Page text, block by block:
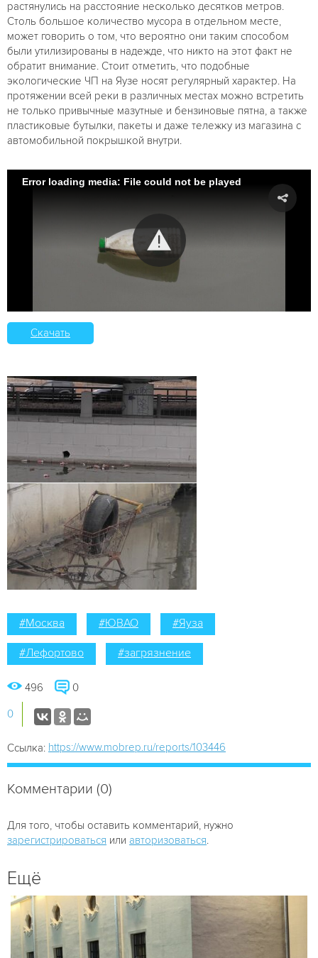
растянулись на расстояние несколько десятков метров.
Столь большое количество мусора в отдельном месте,
может говорить о том, что вероятно они таким способом
были утилизированы в надежде, что никто на этот факт не
обратит внимание. Стоит отметить, что подобные
экологические ЧП на Яузе носят регулярный характер. На
протяжении всей реки в различных местах можно встретить
не только привычные мазутные и бензиновые пятна, а также
пластиковые бутылки, пакеты и даже тележку из магазина с
автомобильной покрышкой внутри.
Error loading media: File could not be played
Скачать
#Москва #ЮВАО #Яуза
#Лефортово #загрязнение
496 0
0
Ссылка: https://www.mobrep.ru/reports/103446
Комментарии (0)
Для того, чтобы оставить комментарий, нужно
зарегистрироваться или авторизоваться
Ещё